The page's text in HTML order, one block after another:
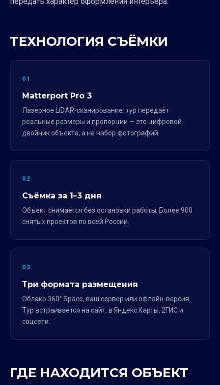
ТЕХНОЛОГИЯ СЪЁМКИ
01
Matterport Pro 3
Лазерное LiDAR-сканирование: тур передаёт
реальные размеры и пропорции — это цифровой
двойник объекта, а не набор фотографий.
02
Съёмка за 1–3 дня
Объект снимается без остановки работы. Более 900
снятых проектов по всей России.
03
Три формата размещения
Облако 360° Space, ваш сервер или офлайн-версия.
Тур встраивается на сайт, в Яндекс.Карты, 2ГИС и
соцсети.
ГДЕ НАХОДИТСЯ ОБЪЕКТ